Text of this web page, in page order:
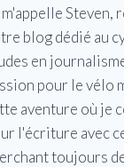
m'appelle Steven,
blog dédié au
en
pour le vélo
aventure où je
l'écriture avec
toujours